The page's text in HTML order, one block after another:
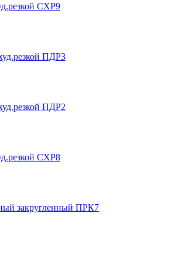
СХР9
ПДР3
ПДР2
СХР8
закругленный ПРК7